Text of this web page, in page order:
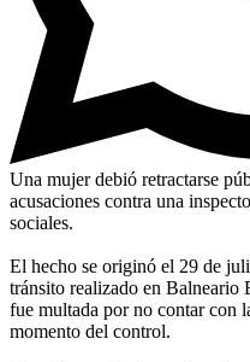
Una mujer debió retractarse
acusaciones contra una
sociales.
El hecho se originó el 29 de
tránsito realizado en Balneario
fue multada por no contar con
momento del control.